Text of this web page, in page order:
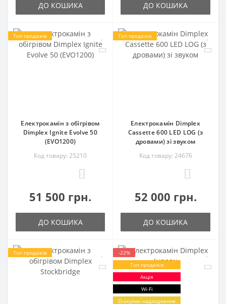
ДО КОШИКА ДО КОШИКА
Топ продажів
Електрокамін з обігрівом
Dimplex Ignite Evolve 50
(EVO1200)
Код товару: 25210
51 500 грн.
ДО КОШИКА
Топ продажів
Електрокамін Dimplex
Cassette 600 LED LOG (з
дровами) зі звуком
Код товару: 24676
52 000 грн.
ДО КОШИКА
Топ продажів
-22%
Топ продажів
Акція
Wi-Fi
Очікуємо надходження